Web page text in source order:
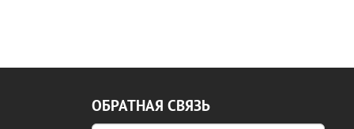
ОБРАТНАЯ СВЯЗЬ